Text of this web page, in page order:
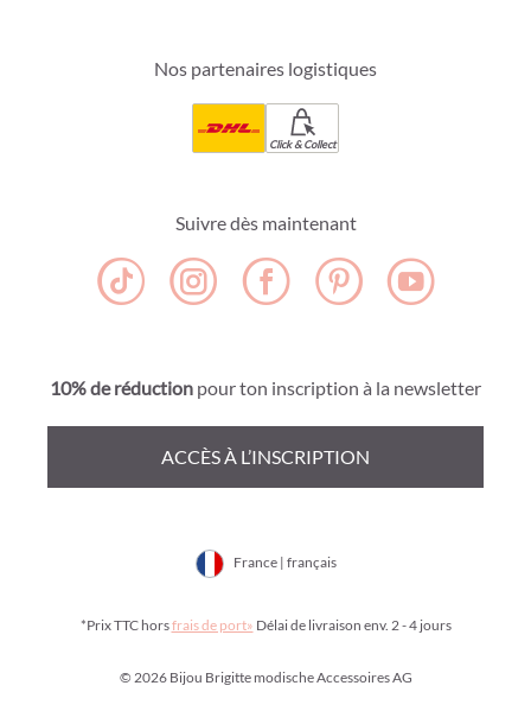
Nos partenaires logistiques
Click & Collect
Suivre dès maintenant
10% de réduction pour ton inscription à la newsletter
ACCÈS À L’INSCRIPTION
France | français
*Prix TTC horsfrais de port» Délai de livraison env. 2 - 4 jours
© 2026 Bijou Brigitte modische Accessoires AG